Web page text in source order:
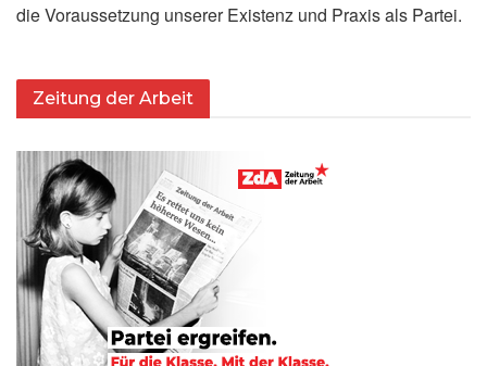
die Voraussetzung unserer Existenz und Praxis als Partei.
Zeitung der Arbeit